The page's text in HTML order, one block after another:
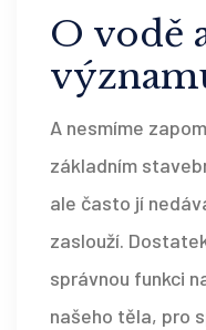
O vodě
A nesmíme
základním
ale často jí
zaslouží.
správnou funkci
našeho těla, pro